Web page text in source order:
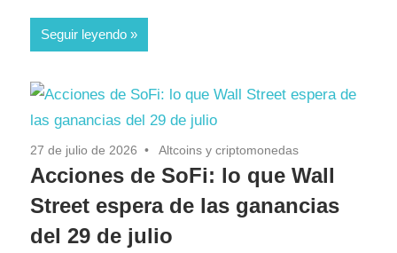
Seguir leyendo
27 de julio de 2026 Altcoins y criptomonedas
Acciones de SoFi: lo que Wall
Street espera de las ganancias
del 29 de julio